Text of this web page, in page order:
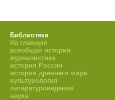
Библиотека
На главную
всеобщая история
журналистика
история России
история древнего мира
культурология
литературоведение
наука